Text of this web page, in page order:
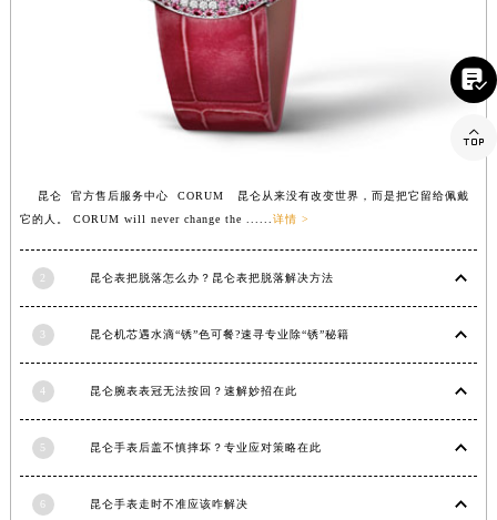
昆仑 官方售后服务中心 CORUM 昆仑从来没有改变世界，而是把它留给佩戴
它的人。 CORUM will never change the ...... 详情 >
2 昆仑表把脱落怎么办？昆仑表把脱落解决方法
3 昆仑机芯遇水滴“锈”色可餐?速寻专业除“锈”秘籍
4 昆仑腕表表冠无法按回？速解妙招在此
5 昆仑手表后盖不慎摔坏？专业应对策略在此
6 昆仑手表走时不准应该咋解决

